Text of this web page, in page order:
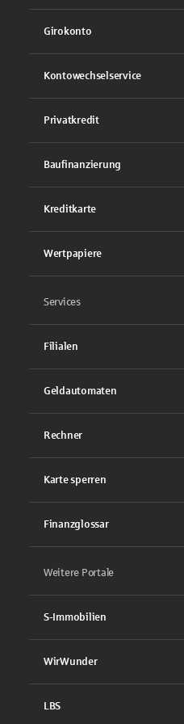
Girokonto
Kontowechselservice
Privatkredit
Baufinanzierung
Kreditkarte
Wertpapiere
Services
Filialen
Geldautomaten
Rechner
Karte sperren
Finanzglossar
Weitere Portale
S-Immobilien
WirWunder
LBS